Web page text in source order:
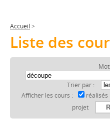
Accueil >
Liste des
Trier par :
Afficher les cours :
réalisés
projet